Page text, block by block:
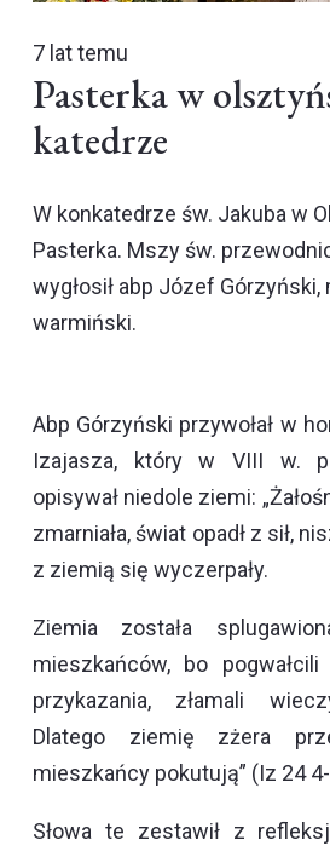
7 lat temu
Pasterka w
katedrze
W konkatedrze św. Jakuba w
Pasterka. Mszy św.
wygłosił abp Józef
warmiński.
Abp Górzyński przywołał w
Izajasza, który w VIII w.
opisywał niedole ziemi:
zmarniała, świat opadł z sił,
z ziemią się wyczerpały.
Ziemia została
mieszkańców, bo
przykazania, złamali
Dlatego ziemię zżera
mieszkańcy pokutują” (Iz 24
Słowa te zestawił z